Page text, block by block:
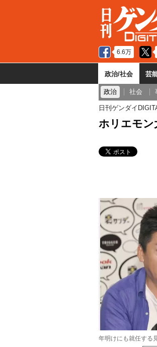
6.6万
政治/社会 芸
政治 社会
日刊ゲンダイ
ホリエモン
年明けにも就任する